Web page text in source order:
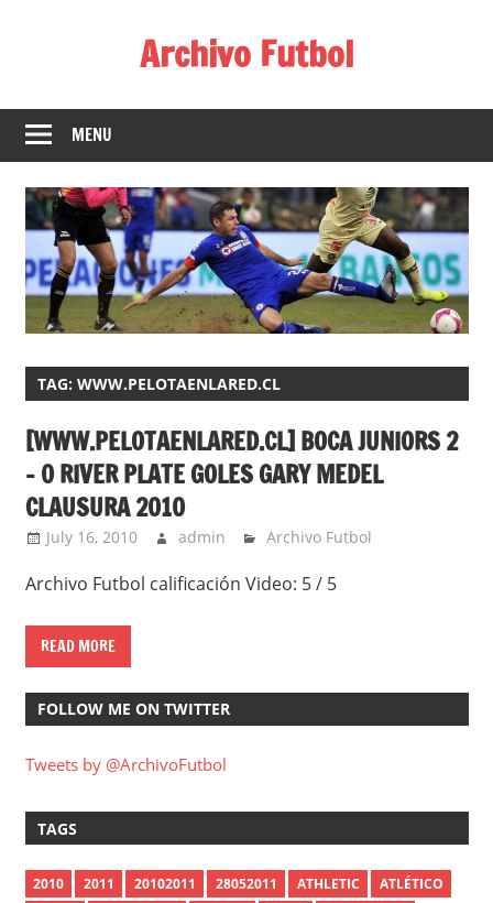
Archivo Futbol
Mejor
de
de
fútbol
MENU
TAG: WWW.PELOTAENLARED.CL
[WWW.PELOTAENLARED.CL] BOCA JUNIORS 2
– 0 RIVER PLATE GOLES GARY MEDEL
CLAUSURA 2010
July 16, 2010 admin Archivo Futbol
Archivo Futbol calificación Video: 5 / 5
READ MORE
FOLLOW ME ON TWITTER
Tweets by @ArchivoFutbol
TAGS
2010 2011 20102011 28052011 ATHLETIC
ATLÉTICO